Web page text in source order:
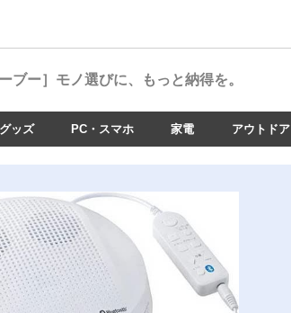
ブー］ モノ選びに、もっと納得を。
グッズ PC・スマホ 家電 アウトドア